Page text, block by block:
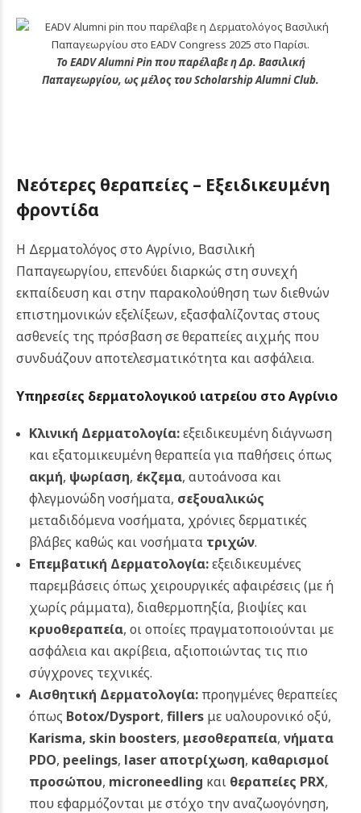
Το EADV Alumni Pin που παρέλαβε η Δρ. Βασιλική
Παπαγεωργίου, ως μέλος του Scholarship Alumni Club.
Νεότερες θεραπείες – Εξειδικευμένη
φροντίδα
Η Δερματολόγος στο Αγρίνιο, Βασιλική
Παπαγεωργίου, επενδύει διαρκώς στη συνεχή
εκπαίδευση και στην παρακολούθηση των διεθνών
επιστημονικών εξελίξεων, εξασφαλίζοντας στους
ασθενείς της πρόσβαση σε θεραπείες αιχμής που
συνδυάζουν αποτελεσματικότητα και ασφάλεια.
Υπηρεσίες δερματολογικού ιατρείου στο Αγρίνιο
Κλινική Δερματολογία:εξειδικευμένη διάγνωση
και εξατομικευμένη θεραπεία για παθήσεις όπως
ακμή, ψωρίαση, έκζεμα, αυτοάνοσα και
φλεγμονώδη νοσήματα, σεξουαλικώς
μεταδιδόμενα νοσήματα, χρόνιες δερματικές
βλάβες καθώς και νοσήματα τριχών.
Επεμβατική Δερματολογία:εξειδικευμένες
παρεμβάσεις όπως χειρουργικές αφαιρέσεις (με ή
χωρίς ράμματα), διαθερμοπηξία, βιοψίες και
κρυοθεραπεία, οι οποίες πραγματοποιούνται με
ασφάλεια και ακρίβεια, αξιοποιώντας τις πιο
σύγχρονες τεχνικές.
Αισθητική Δερματολογία:προηγμένες θεραπείες
όπως Botox/Dysport, fillersμε υαλουρονικό οξύ,
Karisma, skin boosters, μεσοθεραπεία, νήματα
PDO, peelings, laser αποτρίχωση, καθαρισμοί
προσώπου, microneedling και θεραπείες PRX,
που εφαρμόζονται με στόχο την αναζωογόνηση,